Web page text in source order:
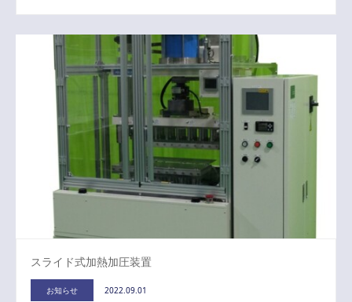
スライド式加熱加圧装置
お知らせ 2022.09.01